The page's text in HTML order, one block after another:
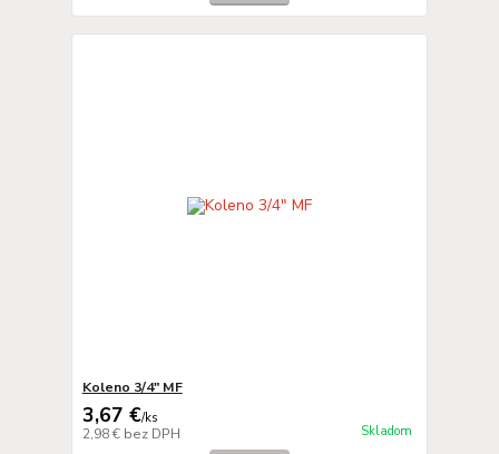
Koleno 3/4" MF
3,67 €/ks
2,98 € bez DPH Skladom